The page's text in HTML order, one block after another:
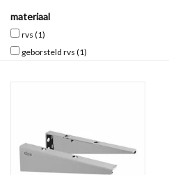
Kranen & afvoeren
Badkamer accessoires
materiaal
rvs (1)
geborsteld rvs (1)